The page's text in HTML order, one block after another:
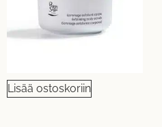
Lisää ostoskoriin